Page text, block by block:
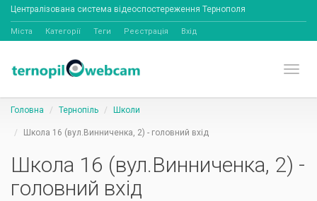
Централізована система відеоспостереження Тернополя
Міста Категорії Теги Реєстрація Вхід
Головна Тернопіль Школи
Школа 16 (вул.Винниченка, 2) - головний вхід
Школа 16 (вул.Винниченка, 2) -
головний вхід